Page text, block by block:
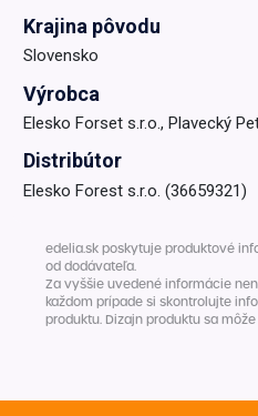
Krajina pôvodu
Slovensko
Výrobca
Elesko Forset s.r.o., Plavecký
Distribútor
Elesko Forest s.r.o. (36659321)
edelia.sk poskytuje produktové
od dodávateľa.
Za vyššie uvedené informácie
každom prípade si skontrolujte
produktu. Dizajn produktu sa